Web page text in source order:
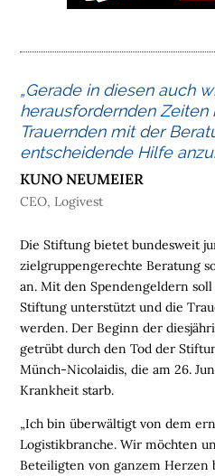
O
E
L
O
G
L
I
E
Die Stiftung bietet bundesweit
zielgruppengerechte Beratung
an. Mit den Spendengeldern
Stiftung unterstützt und die
werden. Der Beginn der
getrübt durch den Tod der
Münch-Nicolaidis, die am 26.
Krankheit starb.
„Ich bin überwältigt von dem
Logistikbranche. Wir möchten
Beteiligten von ganzem Herzen
„Gerade in diesen auch
herausfordernden Zeiten
Trauernden mit der
entscheidende Hilfe
KUNO NEUMEIER
CEO, Logivest